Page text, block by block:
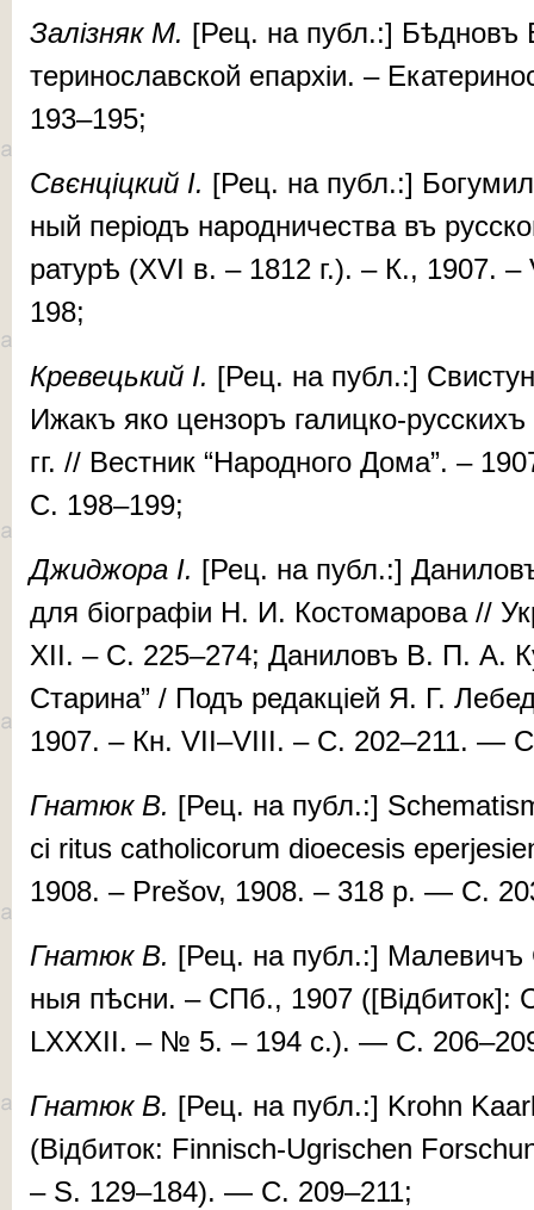
За­ліз­няк М. [Рец. на публ.:]
те­ри­нос­лав­ской епар­хіи. –
193–195;
Свєн­ціц­­кий І. [Рец. на публ.:]
ный пе­рі­одъ на­род­ни­чес­тва въ
ра­ту­рѣ (XVI в. – 1812 г.). – К., 1907.
198;
Кре­вець­кий І. [Рец. на публ.:]
Ижакъ яко цен­зоръ га­лиц­ко-
гг. // Вест­­ник “Наро­дно­го До­ма”. –
С. 198–199;
Джид­жо­ра І. [Рец. на публ.:]
для біо­г­ра­фіи Н. И. Кос­то­ма­ро­ва //
XII. – C. 225–274; Да­ни­ловъ В. П. А.
Старина” / Подъ ре­дак­ці­ей Я. Г.
1907. – Кн. VII–VIII. – C. 202–211. —
Гнатюк В. [Рец. на публ.:]
ci ritus cathol­icorum dioe­ce­sis
1908. – Prešov, 1908. – 318 p. — С.
Гна­тюк В. [Рец. на публ.:] Ма­ле­вичъ
ныя пѣс­ни. – СПб., 1907
LXXXII. – № 5. – 194 c.). — С.
Гна­тюк В. [Рец. на публ.:] Krohn
(Відбиток: Fin­nisch-Ugrischen
– S. 129–184). — С. 209–211;